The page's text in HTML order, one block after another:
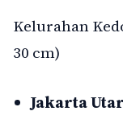
Kelurahan
30 cm)
Jakarta